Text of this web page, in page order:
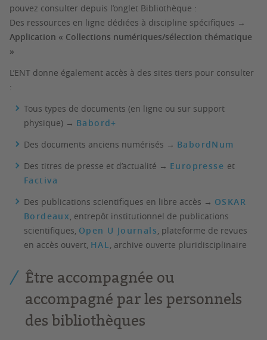
pouvez consulter depuis l’onglet Bibliothèque :
Des ressources en ligne dédiées à discipline spécifiques →
Application « Collections numériques/sélection thématique
»
L’ENT donne également accès à des sites tiers pour consulter
:
Tous types de documents (en ligne ou sur support
physique) → Babord+
Des documents anciens numérisés → BabordNum
Des titres de presse et d’actualité → Europresse et
Factiva
Des publications scientifiques en libre accès → OSKAR
Bordeaux, entrepôt institutionnel de publications
scientifiques, Open U Journals, plateforme de revues
en accès ouvert, HAL, archive ouverte pluridisciplinaire
Être accompagnée ou
accompagné par les personnels
des bibliothèques